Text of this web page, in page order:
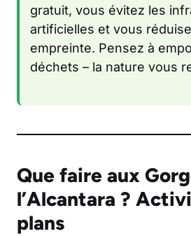
gratuit, vous évitez les
artificielles et vous
empreinte. Pensez à
déchets – la nature vous
Que faire aux
l’Alcantara ?
plans